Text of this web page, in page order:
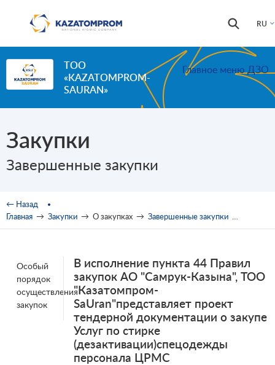
RU
Форма
Поиск
ТОО
«KAZATOMPROM-
SAURAN»
Главное меню ДЗО
Закупки
Завершенные закупки
Вы здесь
← Назад
Главная → Закупки → О закупках → Завершенные закупки
Особый
порядок
осуществления
закупок
В исполнение пункта 44 Правил
закупок АО "Самрук-Казына", ТОО
"Казатомпром-
SaUran"представляет проект
тендерной документации о закупе
Услуг по стирке
(дезактивации)спецодежды
персонала ЦРМС